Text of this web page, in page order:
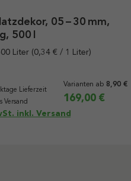
05 – 30 mm,
500 l
Liter (0,34 € / 1 Liter)
Lieferzeit
Versand
Varianten ab 8,90 €
169,00 €
inkl. Versand